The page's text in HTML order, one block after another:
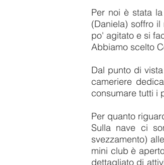
Per noi è stata
(Daniela) soffro
po' agitato e si
Abbiamo scelto
Dal punto di vista
cameriere
consumare tutti i
Per quanto
Sulla nave ci
svezzamento)
mini club è
dettagliato di